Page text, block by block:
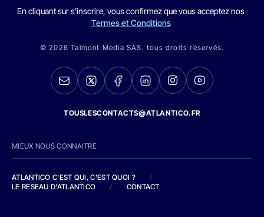
En cliquant sur s'inscrire, vous confirmez que vous acceptez nos
Termes et Conditions
© 2026 Talmont Media SAS. tous droits réservés.
TOUSLESCONTACTS@ATLANTICO.FR
MIEUX NOUS CONNAITRE
ATLANTICO C'EST QUI, C'EST QUOI ?
/
LE RESEAU D'ATLANTICO
/ CONTACT